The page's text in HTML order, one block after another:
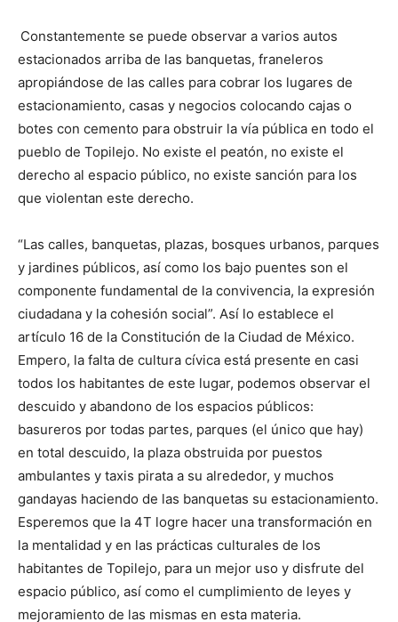
Constantemente se puede observar a varios autos
estacionados arriba de las banquetas, franeleros
apropiándose de las calles para cobrar los lugares de
estacionamiento, casas y negocios colocando cajas o
botes con cemento para obstruir la vía pública en todo el
pueblo de Topilejo. No existe el peatón, no existe el
derecho al espacio público, no existe sanción para los
que violentan este derecho.
“Las calles, banquetas, plazas, bosques urbanos, parques
y jardines públicos, así como los bajo puentes son el
componente fundamental de la convivencia, la expresión
ciudadana y la cohesión social”. Así lo establece el
artículo 16 de la Constitución de la Ciudad de México.
Empero, la falta de cultura cívica está presente en casi
todos los habitantes de este lugar, podemos observar el
descuido y abandono de los espacios públicos:
basureros por todas partes, parques (el único que hay)
en total descuido, la plaza obstruida por puestos
ambulantes y taxis pirata a su alrededor, y muchos
gandayas haciendo de las banquetas su estacionamiento.
Esperemos que la 4T logre hacer una transformación en
la mentalidad y en las prácticas culturales de los
habitantes de Topilejo, para un mejor uso y disfrute del
espacio público, así como el cumplimiento de leyes y
mejoramiento de las mismas en esta materia.